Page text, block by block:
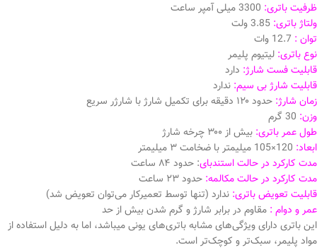
ظرفیت باتری:
ولتاژ باتری:
توان :
نوع باتری: لیتیوم پلیمر
قابلیت فست شارژ: دارد
قابلیت شارژ بی سیم: ندارد
زمان شارژ: حدود ۱۲۰ دقیقه برای تکمیل شارژ با شارژر سریع
وزن:
طول عمر باتری: بیش از ۳۰۰ چرخه شارژ
ابعاد:
مدت کارکرد در حالت استندبای: حدود ۸۴ ساعت
مدت کارکرد در حالت مکالمه: حدود ۲۳ ساعت
قابلیت تعویض باتری: ندارد (تنها توسط تعمیرکار می‌توان تعویض شد)
عمر و دوام : مقاوم در برابر شارژ و گرم شدن بیش از حد
این باتری دارای ویژگی‌های مشابه باتری‌های یونی میباشد، اما به دلیل استفاده از
مواد پلیمر، سبک‌تر و کوچک‌تر است.